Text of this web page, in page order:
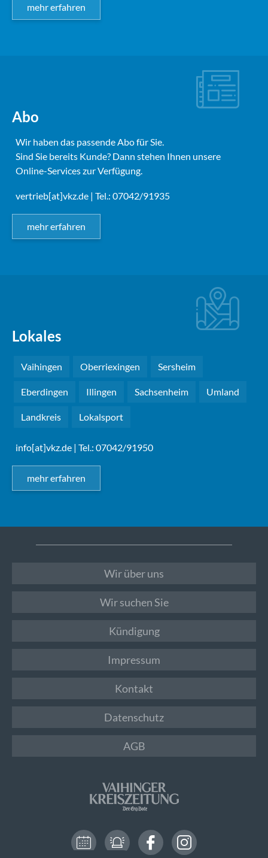
mehr erfahren
Abo
Wir haben das passende Abo für Sie.
Sind Sie bereits Kunde? Dann stehen Ihnen unsere
Online-Services zur Verfügung.
vertrieb[at]vkz.de | Tel.: 07042/91935
mehr erfahren
Lokales
Vaihingen Oberriexingen Sersheim
Eberdingen Illingen Sachsenheim Umland
Landkreis Lokalsport
info[at]vkz.de | Tel.: 07042/91950
mehr erfahren
Wir über uns
Wir suchen Sie
Kündigung
Impressum
Kontakt
Datenschutz
AGB